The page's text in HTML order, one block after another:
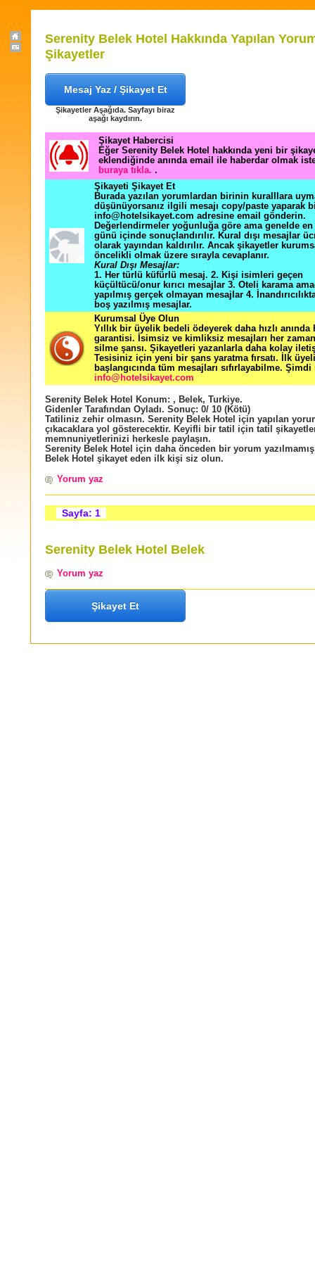
Serenity Belek Hotel Hakkında Yapılan
Şikayetler
Mesaj Yaz / Şikayet Et
Şikayetler Aşağıda. Sayfayı biraz
aşağı kaydırın.
Şikayet Habercisi
Eğer Serenity Belek Hotel hakkında yeni bir
eklendiğinde anında email ile haberdar olmak
buraya tıkla. .
Şikayeti Şikayet Et
Burada yazılan yorumlardan birinin kuralllara
düşünüyorsanız ilgili mesajı copy/paste yaparak
info@hotelsikayet.com adresine email gönderin.
Değerlendirmeler yoğunluğa göre ama genelde
günü içinde sonuçlandırılır. Kural dışı mesajlar
olarak yayından kaldırılır. Ancak şikayetler
öncelikli olmak üzere sırayla cevaplanır.
Kural Dışı Mesajlar:
1. Her türlü küfürlü mesaj. 2. Kişi isimleri geçen
küçültücü/onur kırıcı mesajlar 3. Oteli karama
yapılmış gerçek olmayan mesajlar 4.
boş yazılmış mesajlar.
Kurumsal Üye Olun
Yıllık bir üyelik bedeli ödeyerek daha hızlı
garantisi. İsimsiz ve kimliksiz mesajları her zaman
silme şansı. Şikayetleri yazanlarla daha kolay
Tesisiniz için yeni bir şans yaratma fırsatı. İlk
başlangıcında tüm mesajları sıfırlayabilme. Şimdi
info@hotelsikayet.com
Serenity Belek Hotel Konum: , Belek, Turkiye.
Gidenler Tarafından Oyladı. Sonuç: 0/ 10 (Kötü)
Tatiliniz zehir olmasın. Serenity Belek Hotel için yapılan
çıkacaklara yol gösterecektir. Keyifli bir tatil için tatil
memnuniyetlerinizi herkesle paylaşın.
Serenity Belek Hotel için daha önceden bir yorum
Belek Hotel şikayet eden ilk kişi siz olun.
Yorum yaz
Sayfa: 1
Serenity Belek Hotel Belek
Yorum yaz
Şikayet Et